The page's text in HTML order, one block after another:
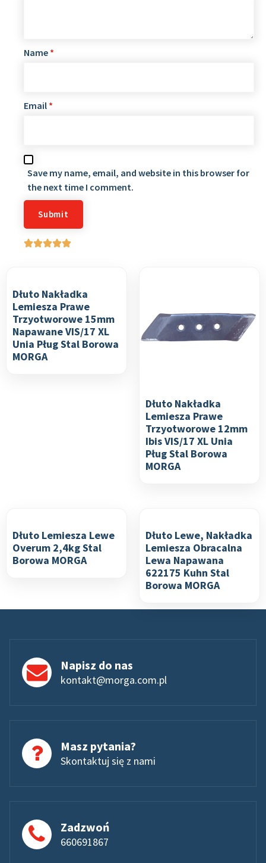
Name *
Email *
Save my name, email, and website in this browser for
the next time I comment.
Dłuto Nakładka
Lemiesza Prawe
Trzyotworowe 15mm
Napawane VIS/17 XL
Unia Pług Stal Borowa
MORGA
Dłuto Nakładka
Lemiesza Prawe
Trzyotworowe 12mm
Ibis VIS/17 XL Unia
Pług Stal Borowa
MORGA
Dłuto Lemiesza Lewe
Overum 2,4kg Stal
Borowa MORGA
Dłuto Lewe, Nakładka
Lemiesza Obracalna
Lewa Napawana
622175 Kuhn Stal
Borowa MORGA
Napisz do nas
kontakt@morga.com.pl
Masz pytania?
Skontaktuj się z nami
Zadzwoń
660691867